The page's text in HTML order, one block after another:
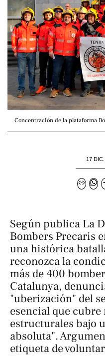
Concentración de la plataforma
17
Según publica La
Bombers Precaris
una histórica
reconozca la
más de 400
Catalunya,
"uberización" del
esencial que cubre
estructurales bajo
absoluta".
etiqueta de